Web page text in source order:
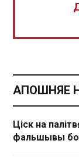
АПОШНЯЕ
Ціск на
фальшывы бот